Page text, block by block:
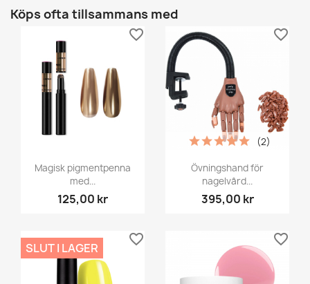
Köps ofta tillsammans med
Magisk pigmentpenna
med...
125,00 kr
favorite_border
Övningshand för
nagelvård...
395,00 kr
(2)
favorite_border
SLUT I LAGER
favorite_border favorite_border